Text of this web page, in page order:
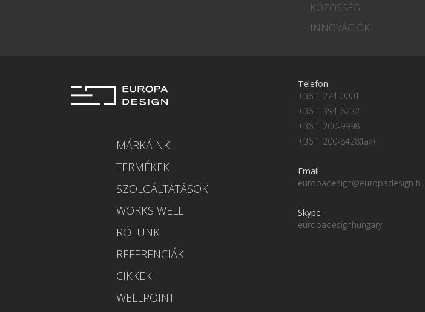
KÖZÖSSÉG
INNOVÁCIÓK
MÁRKÁINK
TERMÉKEK
SZOLGÁLTATÁSOK
WORKS WELL
RÓLUNK
REFERENCIÁK
CIKKEK
WELLPOINT
Telefon
+36 1 274-0001
+36 1 394-6232
+36 1 200-9998
+36 1 200-8428(fax)
Email
europadesign@europadesign.hu
Skype
europadesignhungary